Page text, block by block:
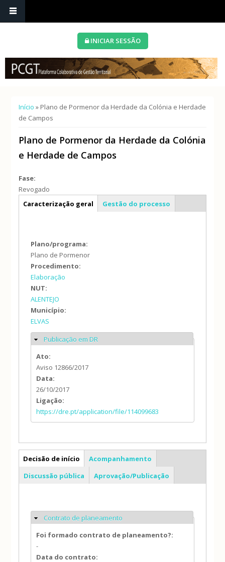
INICIAR SESSÃO
Está aqui
Início » Plano de Pormenor da Herdade da Colónia e Herdade
de Campos
Plano de Pormenor da Herdade da Colónia
e Herdade de Campos
Fase:
Revogado
Info geral
Caracterização geral Gestão do processo
Plano/programa:
Plano de Pormenor
Procedimento:
Elaboração
NUT:
ALENTEJO
Município:
ELVAS
Ocultar
Publicação em DR
Ato:
Aviso 12866/2017
Data:
26/10/2017
Ligação:
https://dre.pt/application/file/114099683
PP
Decisão de início
Acompanhamento
Discussão pública
Aprovação/Publicação
Ocultar
Contrato de planeamento
Foi formado contrato de planeamento?:
-
Data do contrato: